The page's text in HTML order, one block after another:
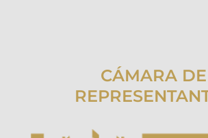
CÁMARA DE